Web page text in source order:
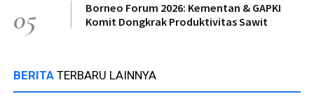
05
Borneo Forum 2026: Kementan & GAPKI
Komit Dongkrak Produktivitas Sawit
BERITA TERBARU LAINNYA